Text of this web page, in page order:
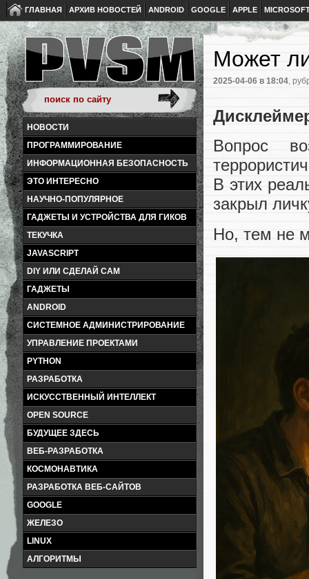
ГЛАВНАЯ АРХИВ НОВОСТЕЙ ANDROID GOOGLE APPLE
НОВОСТИ
ПРОГРАММИРОВАНИЕ
ИНФОРМАЦИОННАЯ БЕЗОПАСНОСТЬ
ЭТО ИНТЕРЕСНО
НАУЧНО-ПОПУЛЯРНОЕ
ГАДЖЕТЫ И УСТРОЙСТВА ДЛЯ ГИКОВ
ТЕКУЧКА
JAVASCRIPT
DIY ИЛИ СДЕЛАЙ САМ
ГАДЖЕТЫ
ANDROID
СИСТЕМНОЕ АДМИНИСТРИРОВАНИЕ
УПРАВЛЕНИЕ ПРОЕКТАМИ
PYTHON
РАЗРАБОТКА
ИСКУССТВЕННЫЙ ИНТЕЛЛЕКТ
OPEN SOURCE
БУДУЩЕЕ ЗДЕСЬ
ВЕБ-РАЗРАБОТКА
КОСМОНАВТИКА
РАЗРАБОТКА ВЕБ-САЙТОВ
GOOGLE
ЖЕЛЕЗО
LINUX
АЛГОРИТМЫ
Может
2025-04-06 в 18:04,
Вопрос
В этих
закрыл
Но, тем не